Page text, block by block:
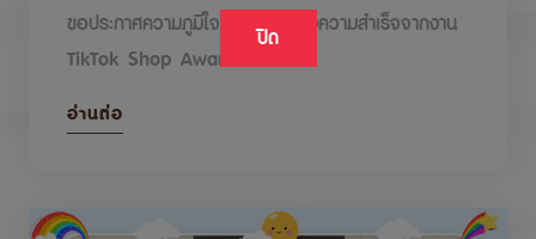
ปิด
ขอประกาศความภูมิใจกับรางวัลแห่งความสำเร็จจากงาน
TikTok Shop Awards 2026
อ่านต่อ